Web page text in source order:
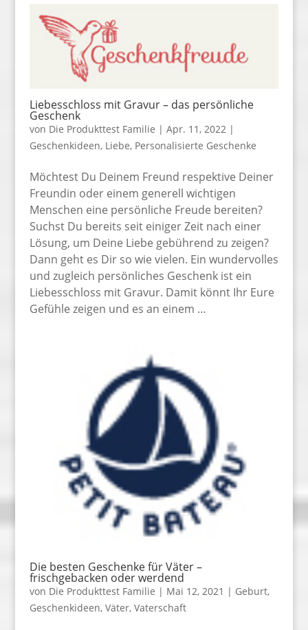
Liebesschloss mit Gravur – das persönliche
Geschenk
von Die Produkttest Familie | Apr. 11, 2022|
Geschenkideen, Liebe, Personalisierte Geschenke
Möchtest Du Deinem Freund respektive Deiner
Freundin oder einem generell wichtigen
Menschen eine persönliche Freude bereiten?
Suchst Du bereits seit einiger Zeit nach einer
Lösung, um Deine Liebe gebührend zu zeigen?
Dann geht es Dir so wie vielen. Ein wundervolles
und zugleich persönliches Geschenk ist ein
Liebesschloss mit Gravur. Damit könnt Ihr Eure
Gefühle zeigen und es an einem …
Die besten Geschenke für Väter –
frischgebacken oder werdend
von Die Produkttest Familie | Mai 12, 2021 | Geburt,
Geschenkideen, Väter, Vaterschaft